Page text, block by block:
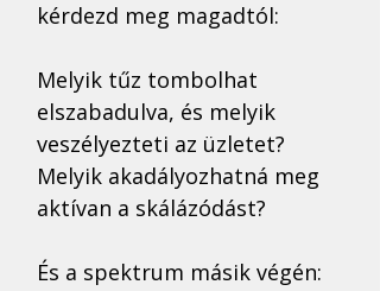
kérdezd meg magadtól:
Melyik tűz tombolhat
elszabadulva, és melyik
veszélyezteti az üzletet?
Melyik akadályozhatná meg
aktívan a skálázódást?
És a spektrum másik végén: